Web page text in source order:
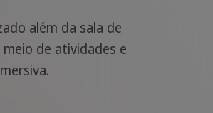
além da sala de
de atividades e